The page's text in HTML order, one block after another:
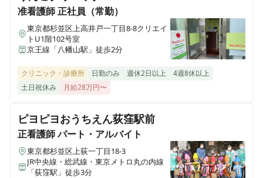
准看護師正社員（常勤）
東京都杉並区上高井戸一丁目8-8クリエイ
トU1階102号室
京王線「八幡山駅」徒歩2分
クリニック・診療所 日勤のみ 週休2日以上
4週8休以上
土日祝休み
月給28万円〜
ピヨピヨおうちえん荻窪駅前
正看護師パート・アルバイト
東京都杉並区上荻一丁目18-3
JR中央線・総武線・東京メトロ丸の内線
「荻窪駅」徒歩3分